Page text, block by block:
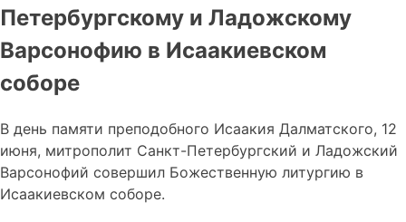
Петербургскому и Ладожскому
Варсонофию в Исаакиевском
соборе
В день памяти преподобного Исаакия Далматского, 12
июня, митрополит Санкт-Петербургский и Ладожский
Варсонофий совершил Божественную литургию в
Исаакиевском соборе.